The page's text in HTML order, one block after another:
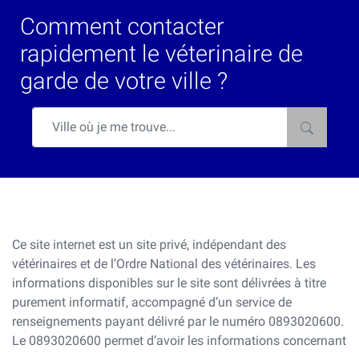
Comment contacter
rapidement le véterinaire de
garde de votre ville ?
Ce site internet est un site privé, indépendant des
vétérinaires et de l’Ordre National des vétérinaires. Les
informations disponibles sur le site sont délivrées à titre
purement informatif, accompagné d’un service de
renseignements payant délivré par le numéro 0893020600.
Le 0893020600 permet d’avoir les informations concernant